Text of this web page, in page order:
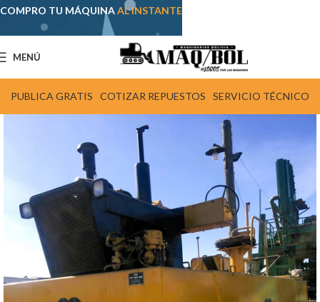
MENÚ
PUBLICA GRATIS COTIZAR REPUESTOS SERVICIO TÉCNICO
COMPRO TU MÁQUINAAL INSTANTE